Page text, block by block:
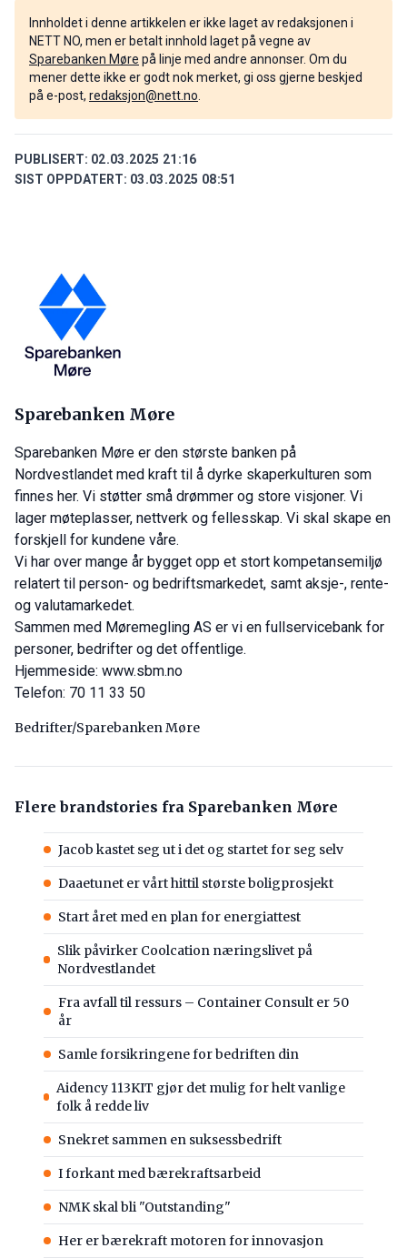
Innholdet i denne artikkelen er ikke laget av redaksjonen i
NETT NO, men er betalt innhold laget på vegne av
Sparebanken Møre på linje med andre annonser. Om du
mener dette ikke er godt nok merket, gi oss gjerne beskjed
på e-post, redaksjon@nett.no
PUBLISERT: 02.03.2025 21:16
SIST OPPDATERT: 03.03.2025 08:51
Sparebanken Møre
Sparebanken Møre er den største banken på
Nordvestlandet med kraft til å dyrke skaperkulturen som
finnes her. Vi støtter små drømmer og store visjoner. Vi
lager møteplasser, nettverk og fellesskap. Vi skal skape en
forskjell for kundene våre.
Vi har over mange år bygget opp et stort kompetansemiljø
relatert til person- og bedriftsmarkedet, samt aksje-, rente-
og valutamarkedet.
Sammen med Møremegling AS er vi en fullservicebank for
personer, bedrifter og det offentlige.
Hjemmeside: www.sbm.no
Telefon: 70 11 33 50
Bedrifter/Sparebanken Møre
Flere brandstories fra Sparebanken Møre
Jacob kastet seg ut i det og startet for seg selv
Daaetunet er vårt hittil største boligprosjekt
Start året med en plan for energiattest
Slik påvirker Coolcation næringslivet på
Nordvestlandet
Fra avfall til ressurs – Container Consult er 50
år
Samle forsikringene for bedriften din
Aidency 113KIT gjør det mulig for helt vanlige
folk å redde liv
Snekret sammen en suksessbedrift
I forkant med bærekraftsarbeid
NMK skal bli "Outstanding"
Her er bærekraft motoren for innovasjon